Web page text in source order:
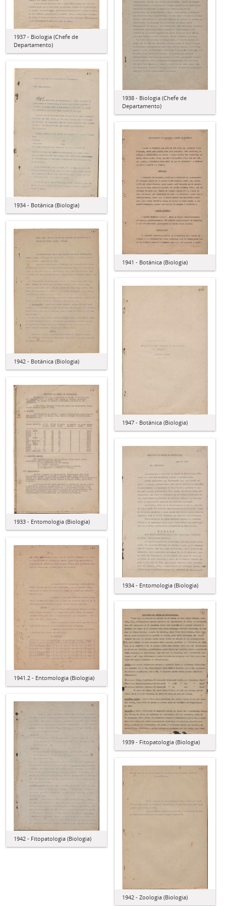
1937 - Biologia (Chefe de
Departamento)
1938 - Biologia (Chefe de
Departamento)
1934 - Botânica (Biologia)
1941 - Botânica (Biologia)
1942 - Botânica (Biologia)
1947 - Botânica (Biologia)
1933 - Entomologia (Biologia)
1934 - Entomologia (Biologia)
1941.2 - Entomologia (Biologia)
1939 - Fitopatologia (Biologia)
1942 - Fitopatologia (Biologia)
1942 - Zoologia (Biologia)